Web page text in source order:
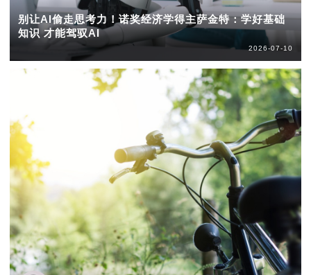
别让AI偷走思考力！诺奖经济学得主萨金特：学好基础
知识 才能驾驭AI
2026-07-10